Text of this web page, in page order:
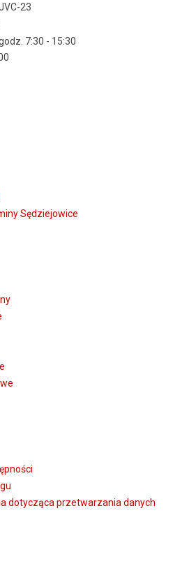
23
7:30 - 15:30
Sędziejowice
dotycząca przetwarzania danych